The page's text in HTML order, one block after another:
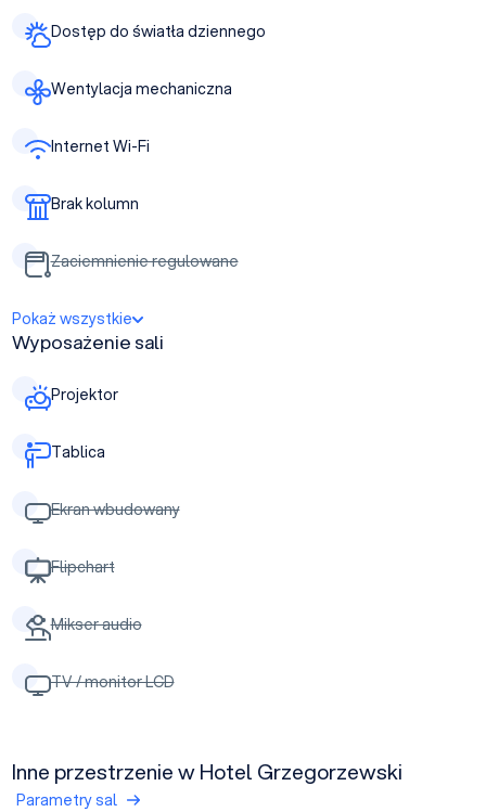
Dostęp do światła dziennego
Wentylacja mechaniczna
Internet Wi-Fi
Brak kolumn
Zaciemnienie regulowane
Pokaż wszystkie
Wyposażenie sali
Projektor
Tablica
Ekran wbudowany
Flipchart
Mikser audio
TV / monitor LCD
Inne przestrzenie w Hotel Grzegorzewski
Parametry sal